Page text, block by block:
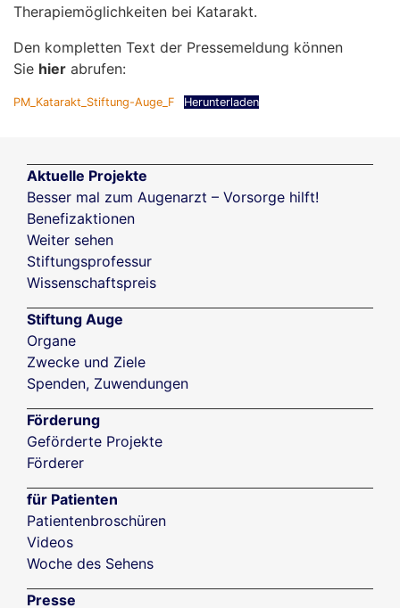
Therapiemöglichkeiten bei Katarakt.
Den kompletten Text der Pressemeldung können
Sie hier abrufen:
PM_Katarakt_Stiftung-Auge_F Herunterladen
Aktuelle Projekte
Besser mal zum Augenarzt – Vorsorge hilft!
Benefizaktionen
Weiter sehen
Stiftungsprofessur
Wissenschaftspreis
Stiftung Auge
Organe
Zwecke und Ziele
Spenden, Zuwendungen
Förderung
Geförderte Projekte
Förderer
für Patienten
Patientenbroschüren
Videos
Woche des Sehens
Presse